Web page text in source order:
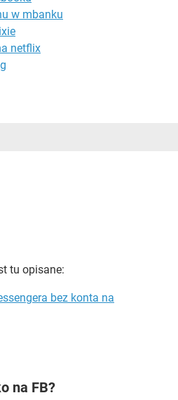
w mbanku
netflix
tu opisane:
bez konta na
na FB?